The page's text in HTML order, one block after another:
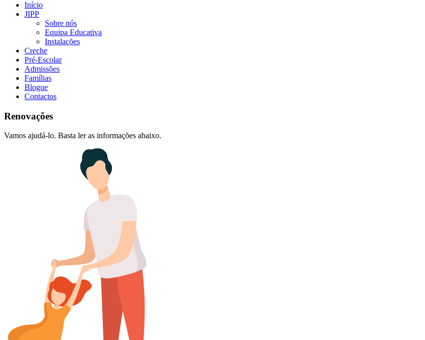
Início
JIPP
Sobre nós
Equipa Educativa
Instalações
Creche
Pré-Escolar
Admissões
Famílias
Blogue
Contactos
Renovações
Vamos ajudá-lo. Basta ler as informações abaixo.